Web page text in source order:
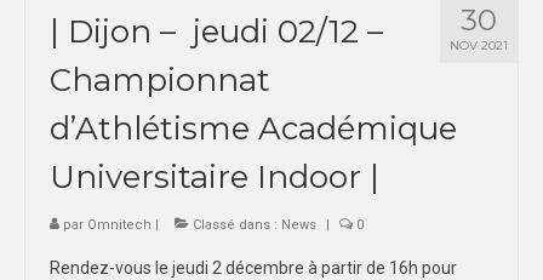
30
NOV 2021
| Dijon – jeudi 02/12 –
Championnat
d’Athlétisme Académique
Universitaire Indoor |
par Omnitech | Classé dans : News | 0
Rendez-vous le jeudi 2 décembre à partir de 16h pour